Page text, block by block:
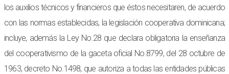
los auxilios técnicos y financieros que éstos necesitaren, de acuerdo
con las normas establecidas, la legislación cooperativa dominicana;
incluye, además la Ley No.28 que declara obligatoria la enseñanza
del cooperativismo de la gaceta oficial No.8799, del 28 octubre de
1963, decreto No.1498, que autoriza a todas las entidades públicas